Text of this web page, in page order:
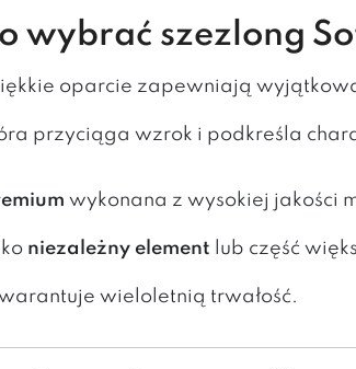
wybrać szezlong
oparcie zapewniają
przyciąga wzrok i podkreśla
wykonana z wysokiej jakości
niezależny element lub część
wieloletnią trwałość.